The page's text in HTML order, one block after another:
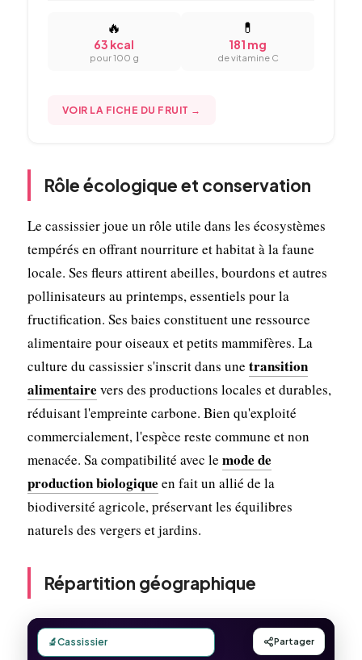
🔥
63 kcal
pour 100 g
💊
181 mg
de vitamine C
VOIR LA FICHE DU FRUIT →
Rôle écologique et conservation
Le cassissier joue un rôle utile dans les écosystèmes
tempérés en offrant nourriture et habitat à la faune
locale. Ses fleurs attirent abeilles, bourdons et autres
pollinisateurs au printemps, essentiels pour la
fructification. Ses baies constituent une ressource
alimentaire pour oiseaux et petits mammifères. La
culture du cassissier s'inscrit dans une transition
alimentaire vers des productions locales et durables,
réduisant l'empreinte carbone. Bien qu'exploité
commercialement, l'espèce reste commune et non
menacée. Sa compatibilité avec le mode de
production biologique en fait un allié de la
biodiversité agricole, préservant les équilibres
naturels des vergers et jardins.
Répartition géographique